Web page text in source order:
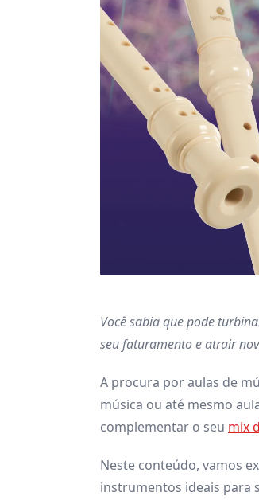
Você sabia que pode
seu faturamento e atrair
A procura por aulas de
música ou até mesmo
complementar o seu mix
Neste conteúdo, vamos
instrumentos ideais para